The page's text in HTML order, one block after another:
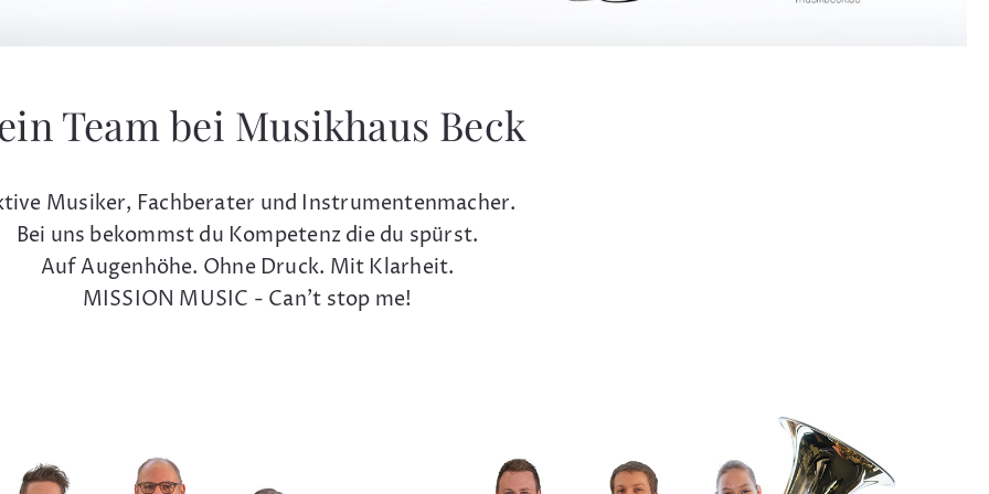
Team bei Musikhaus Beck
Musiker, Fachberater und Instrumentenmacher.
Bei uns bekommst du Kompetenz die du spürst.
Auf Augenhöhe. Ohne Druck. Mit Klarheit.
MISSION MUSIC - Can't stop me!